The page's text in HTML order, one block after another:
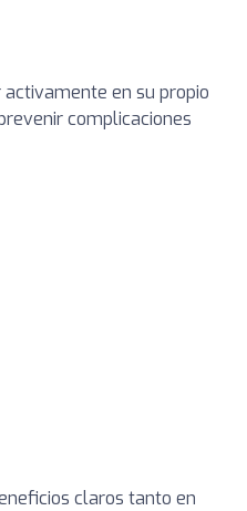
en su propio
complicaciones
claros tanto en